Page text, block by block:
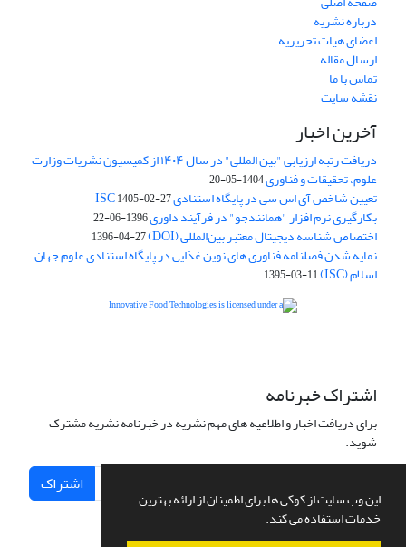
این وب سایت از کوکی ها برای اطمینان از ارائه بهترین
خدمات استفاده می کند.
درباره نشریه
اعضای هیات تحریریه
ارسال مقاله
تماس با ما
نقشه سایت
آخرین اخبار
دریافت رتبه ارزیابی "بین المللی" در سال ۱۴۰۴ از کمیسیون نشریات وزارت
علوم، تحقیقات و فناوری1404-05-20
تعیین شاخص آی اس سی در پایگاه استنادی ISC1405-02-27
بکارگیری نرم افزار "همانندجو" در فرآیند داوری1396-06-22
اختصاص شناسه دیجیتال معتبر بین‌المللی (DOI) 1396-04-27
نمایه شدن فصلنامه فناوری های نوین غذایی در پایگاه استنادی علوم جهان
اسلام (ISC) 1395-03-11
اشتراک خبرنامه
برای دریافت اخبار و اطلاعیه های مهم نشریه در خبرنامه نشریه مشترک
شوید.
اشتراک